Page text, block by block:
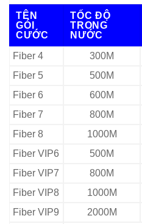
TÊN
GÓI
CƯỚC
TỐC ĐỘ
TRONG
NƯỚC
Fiber 4
300M
Fiber 5
500M
Fiber 6
600M
Fiber 7
800M
Fiber 8
1000M
Fiber VIP6
500M
Fiber VIP7
800M
Fiber VIP8
1000M
Fiber VIP9
2000M